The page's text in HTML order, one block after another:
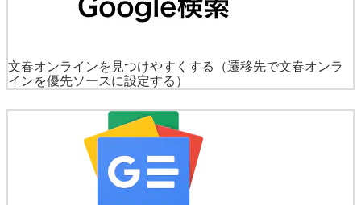
文春オンラインを見つけやすくする
（遷移先で文春オンラ
インを優先ソースに設定する）